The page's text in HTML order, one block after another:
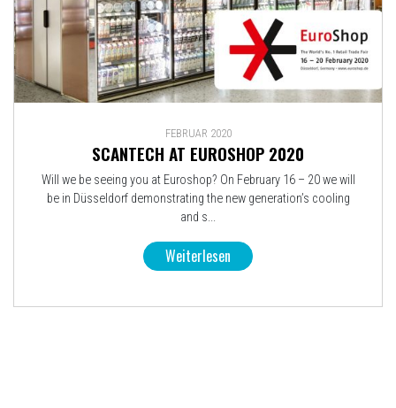
FEBRUAR 2020
SCANTECH AT EUROSHOP 2020
Will we be seeing you at Euroshop? On February 16 – 20 we will
be in Düsseldorf demonstrating the new generation’s cooling
and s...
Weiterlesen